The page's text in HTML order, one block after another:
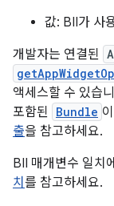
값: BII가 사
개발자는 연결된
액세스할 수 있습
포함된 Bundle
출을 참고하세요.
BII 매개변수 일치
치 를 참고하세요.